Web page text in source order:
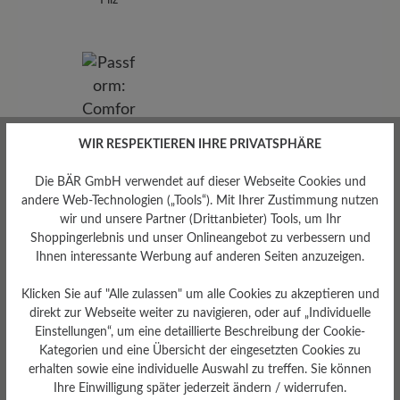
Passform
Comfort - Weite Passform
(H) - Für normale bis kräftige
WIR RESPEKTIEREN IHRE PRIVATSPHÄRE
Die BÄR GmbH verwendet auf dieser Webseite Cookies und
andere Web-Technologien („Tools“). Mit Ihrer Zustimmung nutzen
wir und unsere Partner (Drittanbieter) Tools, um Ihr
Shoppingerlebnis und unser Onlineangebot zu verbessern und
Ihnen interessante Werbung auf anderen Seiten anzuzeigen.
Klicken Sie auf "Alle zulassen" um alle Cookies zu akzeptieren und
direkt zur Webseite weiter zu navigieren, oder auf „Individuelle
Einstellungen“, um eine detaillierte Beschreibung der Cookie-
Kategorien und eine Übersicht der eingesetzten Cookies zu
erhalten sowie eine individuelle Auswahl zu treffen. Sie können
Ihre Einwilligung später jederzeit ändern / widerrufen.